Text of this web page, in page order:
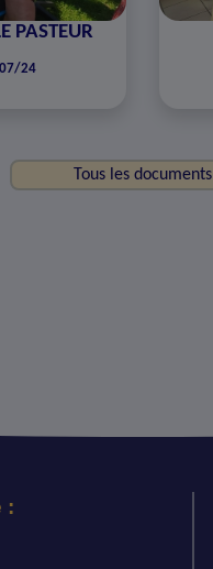
PASTEUR
24
Tous les documents
: